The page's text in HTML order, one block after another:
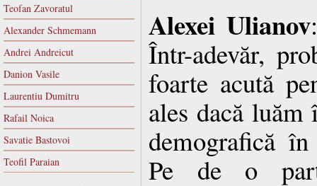
Teofan Zavoratul
Alexander Schmemann
Andrei Andreicut
Danion Vasile
Laurentiu Dumitru
Rafail Noica
Savatie Bastovoi
Teofil Paraian
Alexei Ulianov
Într-adevăr,
foarte acută
ales dacă luăm
demografică
Pe de o